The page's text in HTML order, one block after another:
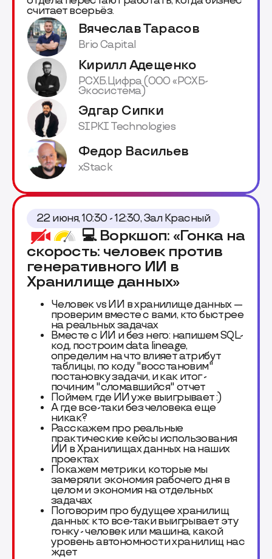
считает всерьёз.
Вячеслав Тарасов
Brio Capital
Кирилл Адещенко
РСХБ.Цифра (ООО «РСХБ-
Экосистема)
Эдгар Сипки
SIPKI Technologies
Федор Васильев
xStack
22 июня, 10:30 - 12:30, Зал Красный
💻 Воркшоп: «Гонка на
скорость: человек против
генеративного ИИ в
Хранилище данных»
Человек vs ИИ в хранилище данных —
проверим вместе с вами, кто быстрее
на реальных задачах
Вместе с ИИ и без него: напишем SQL-
код, построим data lineage,
определим на что влияет атрибут
таблицы, по коду "восстановим"
постановку задачи, и как итог -
починим "сломавшийся" отчет
Поймем, где ИИ уже выигрывает :)
А где все-таки без человека еще
никак?
Расскажем про реальные
практические кейсы использования
ИИ в Хранилищах данных на наших
проектах
Покажем метрики, которые мы
замеряли: экономия рабочего дня в
целом и экономия на отдельных
задачах
Поговорим про будущее хранилищ
данных: кто все-таки выигрывает эту
гонку - человек или машина, какой
уровень автономности хранилищ нас
ждет